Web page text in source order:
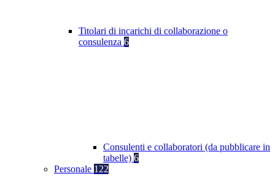
Titolari di incarichi di collaborazione o
consulenza 6
Consulenti e collaboratori (da pubblicare in
tabelle) 6
Personale 122